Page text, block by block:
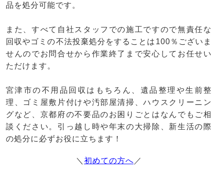
品を処分可能です。
また、すべて自社スタッフでの施工ですので無責任な
回収やゴミの不法投棄処分をすることは100％ございま
せんのでお問合せから作業終了まで安心してお任せい
ただけます。
宮津市の不用品回収はもちろん、遺品整理や生前整
理、ゴミ屋敷片付けや汚部屋清掃、ハウスクリーニン
グなど、京都府の不要品のお困りごとはなんでもご相
談ください。引っ越し時や年末の大掃除、新生活の際
の処分に必ずお役に立ちます！
＼ 初めての方へ ／